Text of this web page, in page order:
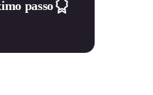
passo